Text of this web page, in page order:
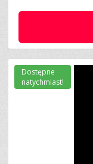
Dostępne
natychmiast!